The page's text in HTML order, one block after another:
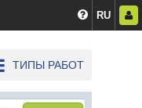
RU
ТИПЫ РАБОТ